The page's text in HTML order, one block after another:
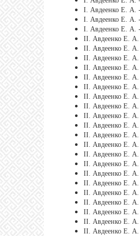
І. Авдеенко Е. А.
І. Авдеенко Е. А.
І. Авдеенко Е. А.
ІІ. Авдеенко Е.
ІІ. Авдеенко Е.
ІІ. Авдеенко Е.
ІІ. Авдеенко Е.
ІІ. Авдеенко Е.
ІІ. Авдеенко Е.
ІІ. Авдеенко Е.
ІІ. Авдеенко Е.
ІІ. Авдеенко Е.
ІІ. Авдеенко Е.
ІІ. Авдеенко Е.
ІІ. Авдеенко Е.
ІІ. Авдеенко Е.
ІІ. Авдеенко Е.
ІІ. Авдеенко Е.
ІІ. Авдеенко Е.
ІІ. Авдеенко Е.
ІІ. Авдеенко Е.
ІІ. Авдеенко Е.
ІІ. Авдеенко Е.
ІІ. Авдеенко Е.